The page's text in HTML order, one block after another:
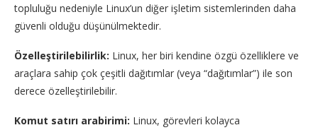
topluluğu nedeniyle Linux’un diğer işletim sistemlerinden daha
güvenli olduğu düşünülmektedir.
Özelleştirilebilirlik: Linux, her biri kendine özgü özelliklere ve
araçlara sahip çok çeşitli dağıtımlar (veya “dağıtımlar”) ile son
derece özelleştirilebilir.
Komut satırı arabirimi: Linux, görevleri kolayca